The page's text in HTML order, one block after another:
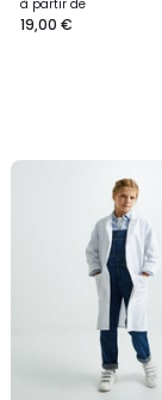
à partir de
19,00 €